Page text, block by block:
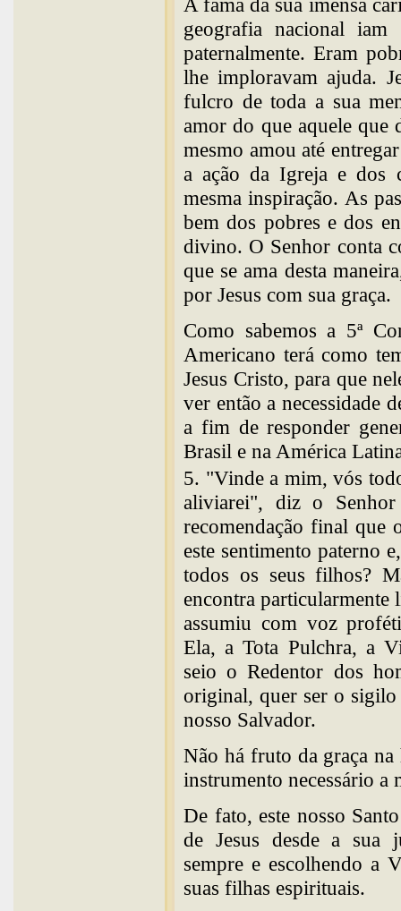
geografia nacional
paternalmente. Eram
lhe imploravam ajuda.
fulcro de toda a sua
amor do que aquele que
mesmo amou até
a ação da Igreja e dos
mesma inspiração. As
bem dos pobres e dos
divino. O Senhor conta
que se ama desta
por Jesus com sua graça.
Como sabemos a 5ª
Americano terá como
Jesus Cristo, para que
ver então a necessidade
a fim de responder
Brasil e na América
5. "Vinde a mim, vós
aliviarei", diz o
recomendação final que
este sentimento paterno
todos os seus filhos?
encontra particularmente
assumiu com voz
Ela, a Tota Pulchra, a
seio o Redentor dos
original, quer ser o
nosso Salvador.
Não há fruto da graça
instrumento necessário a
De fato, este nosso
de Jesus desde a sua
sempre e escolhendo a
suas filhas espirituais.